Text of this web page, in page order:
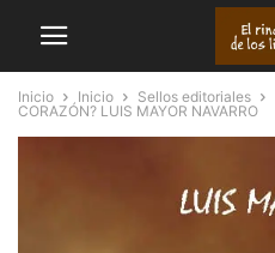
Inicio Inicio Sellos editoriales
CORAZÓN? LUIS MAYOR NAVARRO